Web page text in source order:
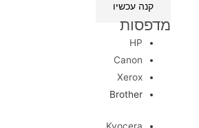
קנה עכשיו
מדפסות
HP
Canon
Xerox
Brother